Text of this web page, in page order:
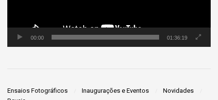
00:00 01:36:19
Ensaios Fotográficos Inaugurações e Eventos
Novidades